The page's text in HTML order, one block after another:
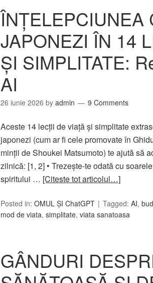
ÎNȚELEPCIUNEA
JAPONEZI ÎN 14
ȘI SIMPLITATE:
AI
26 iunie 2026 by admin 9 Comments
Aceste 14 lecții de viață și simplitate
japonezi (cum ar fi cele promovate în
minții de Shoukei Matsumoto) te ajută să
zilnică: [1, 2] • Trezește-te odată cu
spiritului … [Citeste tot articolul…]
Posted in: OMUL ȘI ChatGPT Tagged: AI,
mod de viata, simplitate, viata sanatoasa
GÂNDURI